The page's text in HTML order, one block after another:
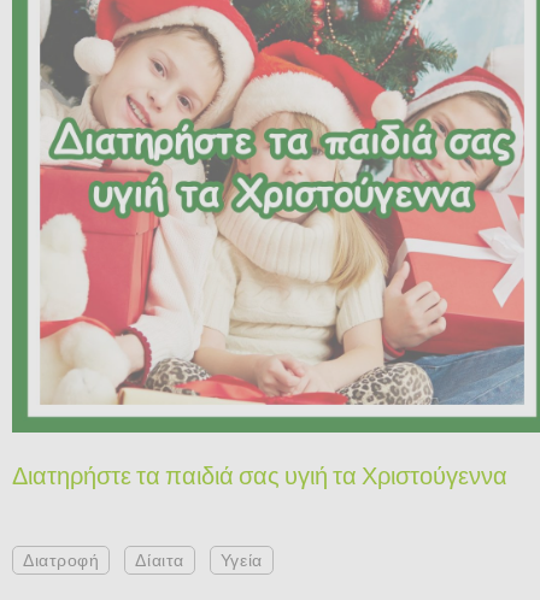
Διατηρήστε τα παιδιά σας υγιή τα Χριστούγεννα
Διατροφή Δίαιτα Υγεία